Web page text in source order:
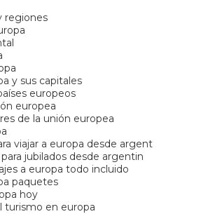
regiones
y sus capitales
europeos
europea
de la unión europea
viajar a europa desde argent
jubilados desde argentin
a europa todo incluido
paquetes
hoy
turismo en europa